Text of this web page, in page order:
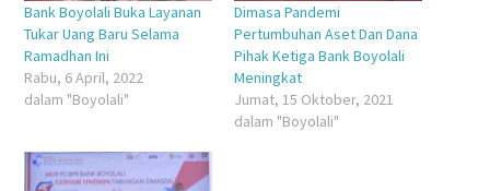
Bank Boyolali Buka Layanan
Tukar Uang Baru Selama
Ramadhan Ini
Rabu, 6 April, 2022
dalam "Boyolali"
Dimasa Pandemi
Pertumbuhan Aset Dan Dana
Pihak Ketiga Bank Boyolali
Meningkat
Jumat, 15 Oktober, 2021
dalam "Boyolali"